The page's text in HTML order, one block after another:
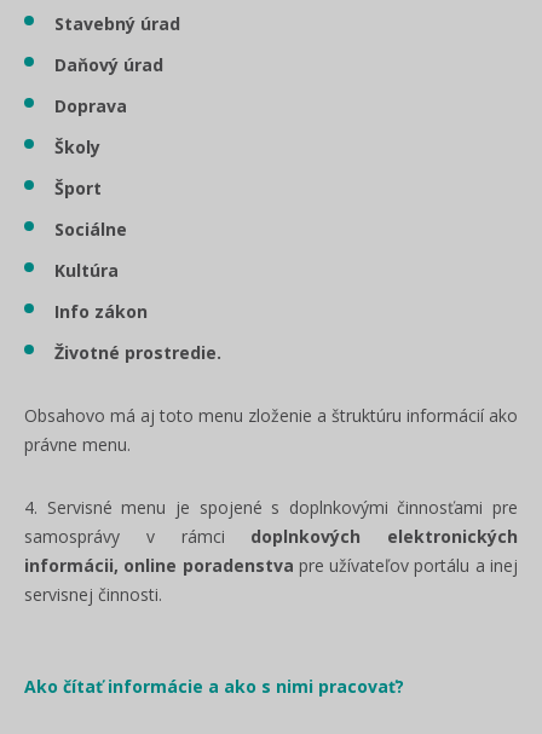
Stavebný úrad
Daňový úrad
Doprava
Školy
Šport
Sociálne
Kultúra
Info zákon
Životné prostredie.
Obsahovo má aj toto menu zloženie a štruktúru informácií ako
právne menu.
4. Servisné menu je spojené s doplnkovými činnosťami pre
samosprávy v rámci doplnkových elektronických
informácii, online poradenstva pre užívateľov portálu a inej
servisnej činnosti.
Ako čítať informácie a ako s nimi pracovať?